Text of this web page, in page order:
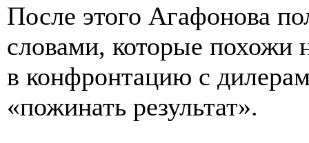
После этого Агафонова
словами, которые похожи
в конфронтацию с
«пожинать результат».